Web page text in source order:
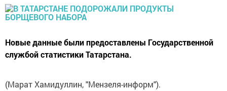
Новые данные были предоставлены Государственной
службой статистики Татарстана.
(Марат Хамидуллин, "Мензеля-информ").